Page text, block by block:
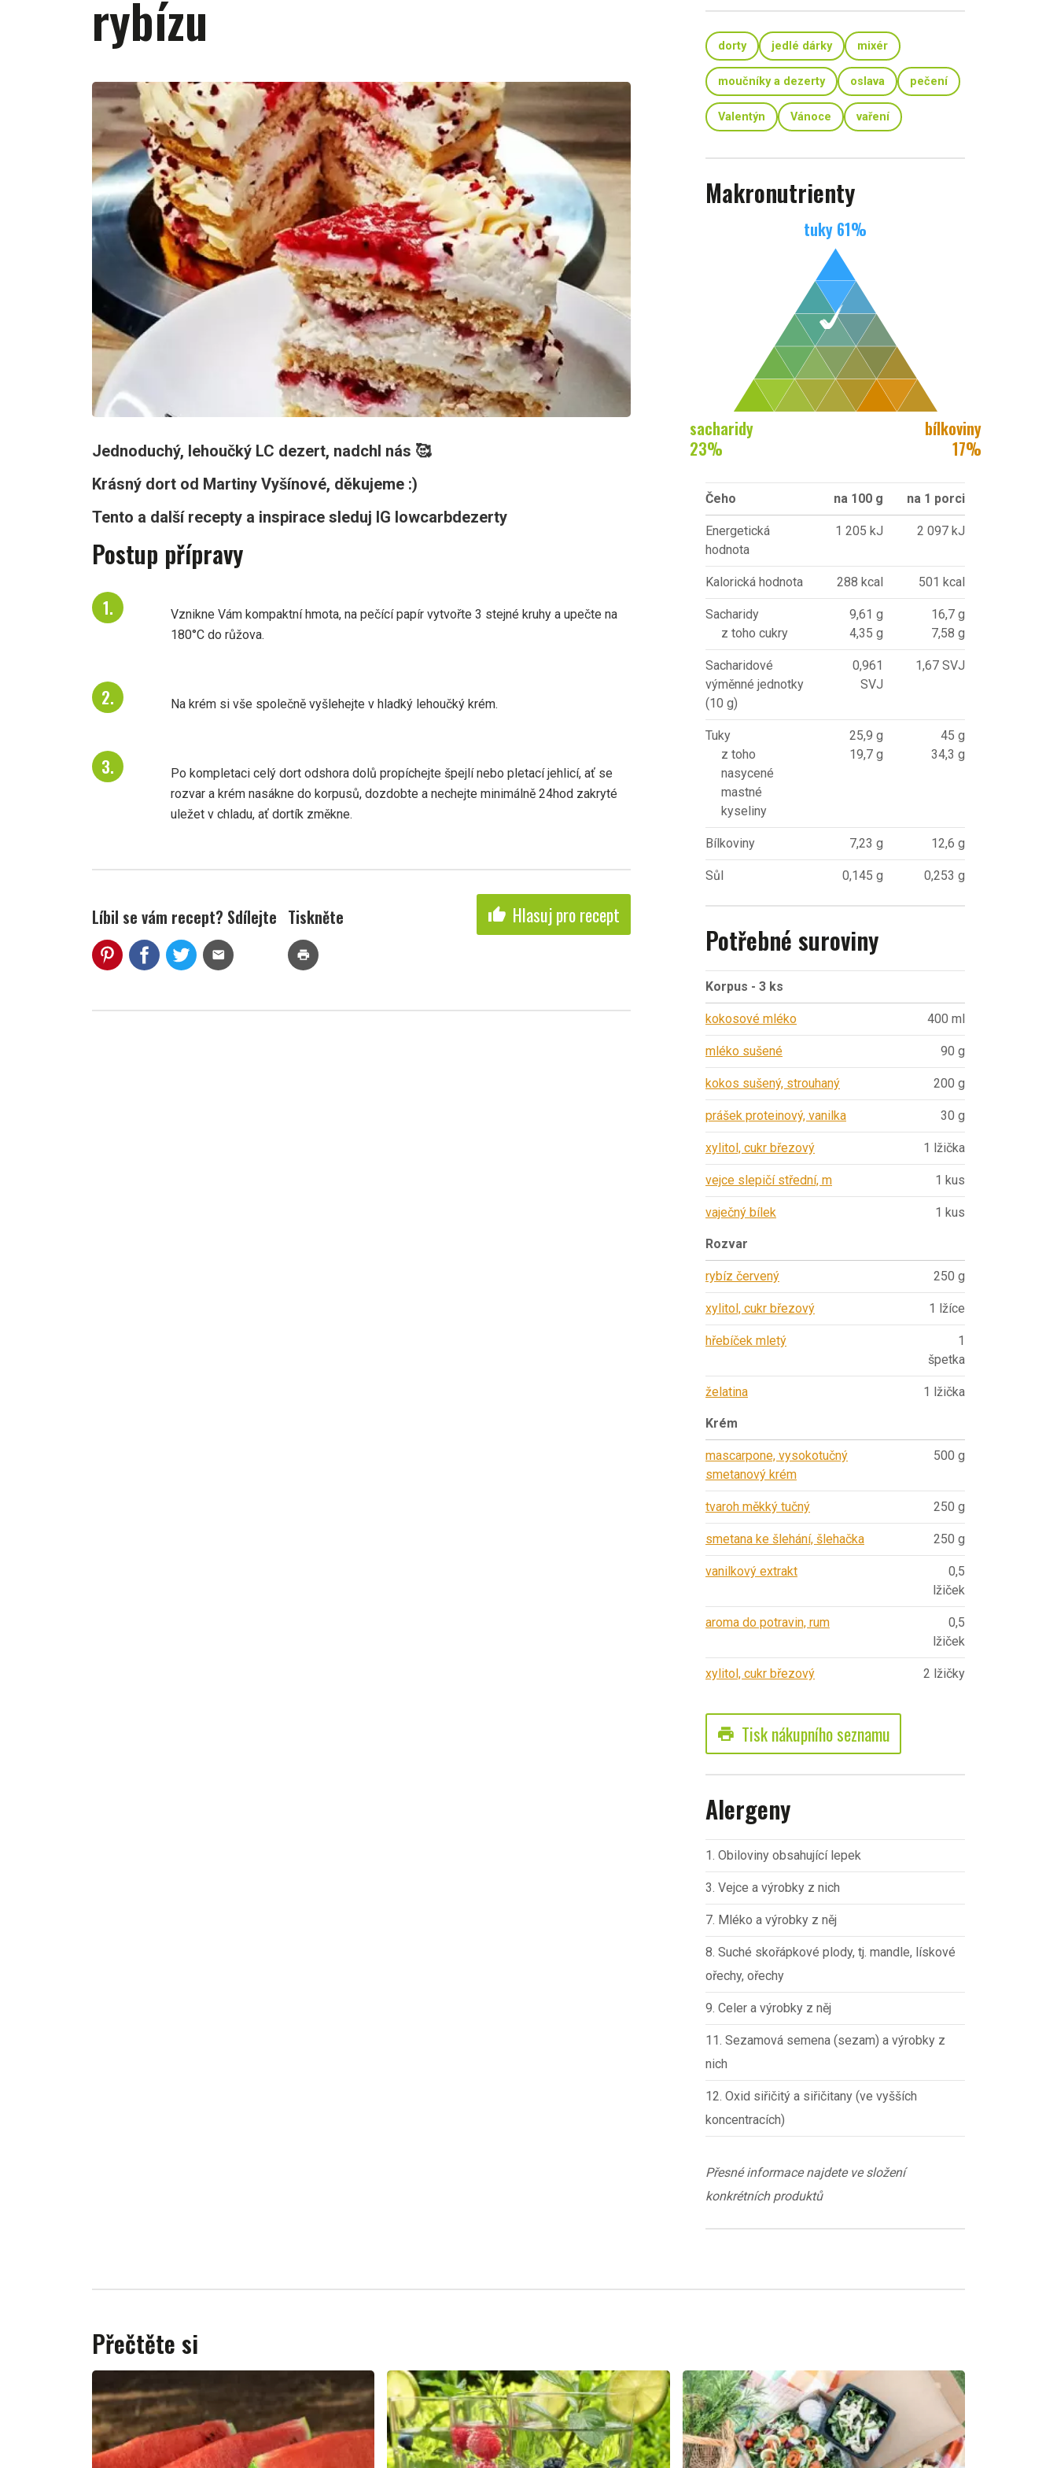
rybízu
Jednoduchý, lehoučký LC dezert, nadchl nás 🥰
Krásný dort od Martiny Vyšínové, děkujeme :)
Tento a další recepty a inspirace sleduj IG lowcarbdezerty
Postup přípravy
Vznikne Vám kompaktní hmota, na pečící papír vytvořte 3 stejné kruhy a upečte na
180°C do růžova.
Na krém si vše společně vyšlehejte v hladký lehoučký krém.
Po kompletaci celý dort odshora dolů propíchejte špejlí nebo pletací jehlicí, ať se
rozvar a krém nasákne do korpusů, dozdobte a nechejte minimálně 24hod zakryté
uležet v chladu, ať dortík změkne.
Líbil se vám recept? Sdílejte
mail
Tiskněte
print
thumb_up Hlasuj pro recept
dorty jedlé dárky mixér
moučníky a dezerty oslava pečení
Valentýn Vánoce vaření
Makronutrienty
tuky 61%
sacharidy
23%
bílkoviny
17%
Čeho na 100 g na 1 porci
Energetická
hodnota
1 205 kJ 2 097 kJ
Kalorická hodnota 288 kcal 501 kcal
Sacharidy
z toho cukry
9,61 g
4,35 g
16,7 g
7,58 g
Sacharidové
výměnné jednotky
(10 g)
0,961
SVJ
1,67 SVJ
Tuky
z toho
nasycené
mastné
kyseliny
25,9 g
19,7 g
45 g
34,3 g
Bílkoviny 7,23 g 12,6 g
Sůl 0,145 g 0,253 g
Potřebné suroviny
Korpus - 3 ks
kokosové mléko 400 ml
mléko sušené 90 g
kokos sušený, strouhaný 200 g
prášek proteinový, vanilka 30 g
xylitol, cukr březový 1 lžička
vejce slepičí střední, m 1 kus
vaječný bílek 1 kus
Rozvar
rybíz červený 250 g
xylitol, cukr březový 1 lžíce
hřebíček mletý
1
špetka
želatina 1 lžička
Krém
mascarpone, vysokotučný
smetanový krém
500 g
tvaroh měkký tučný 250 g
smetana ke šlehání, šlehačka 250 g
vanilkový extrakt
0,5
lžiček
aroma do potravin, rum
0,5
lžiček
xylitol, cukr březový 2 lžičky
print Tisk nákupního seznamu
Alergeny
1. Obiloviny obsahující lepek
3. Vejce a výrobky z nich
7. Mléko a výrobky z něj
8. Suché skořápkové plody, tj. mandle, lískové
ořechy, ořechy
9. Celer a výrobky z něj
11. Sezamová semena (sezam) a výrobky z
nich
12. Oxid siřičitý a siřičitany (ve vyšších
koncentracích)
Přesné informace najdete ve složení
konkrétních produktů
Přečtěte si